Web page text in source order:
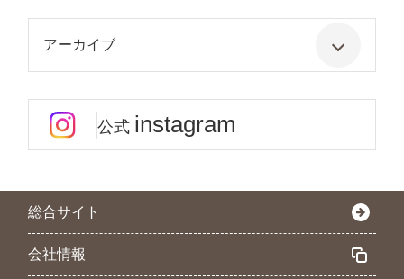
アーカイブ
公式 instagram
総合サイト
会社情報